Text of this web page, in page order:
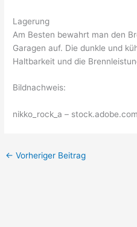
Lagerung
Am Besten bewahrt man den
Garagen auf. Die dunkle und
Haltbarkeit und die
Bildnachweis:
nikko_rock_a – stock.adobe.com
← Vorheriger Beitrag